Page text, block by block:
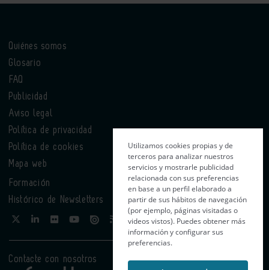
Quiénes somos
Glosario
FAQ
Publicidad
Aviso legal
Política de privacidad
Política de cookies
Mapa web
Formación
Histórico de Newsletters
Contacte con nosotros
Utilizamos cookies propias y de
terceros para analizar nuestros
servicios y mostrarle publicidad
relacionada con sus preferencias
en base a un perfil elaborado a
partir de sus hábitos de navegación
(por ejemplo, páginas visitadas o
videos vistos). Puedes obtener más
información y configurar sus
preferencias.